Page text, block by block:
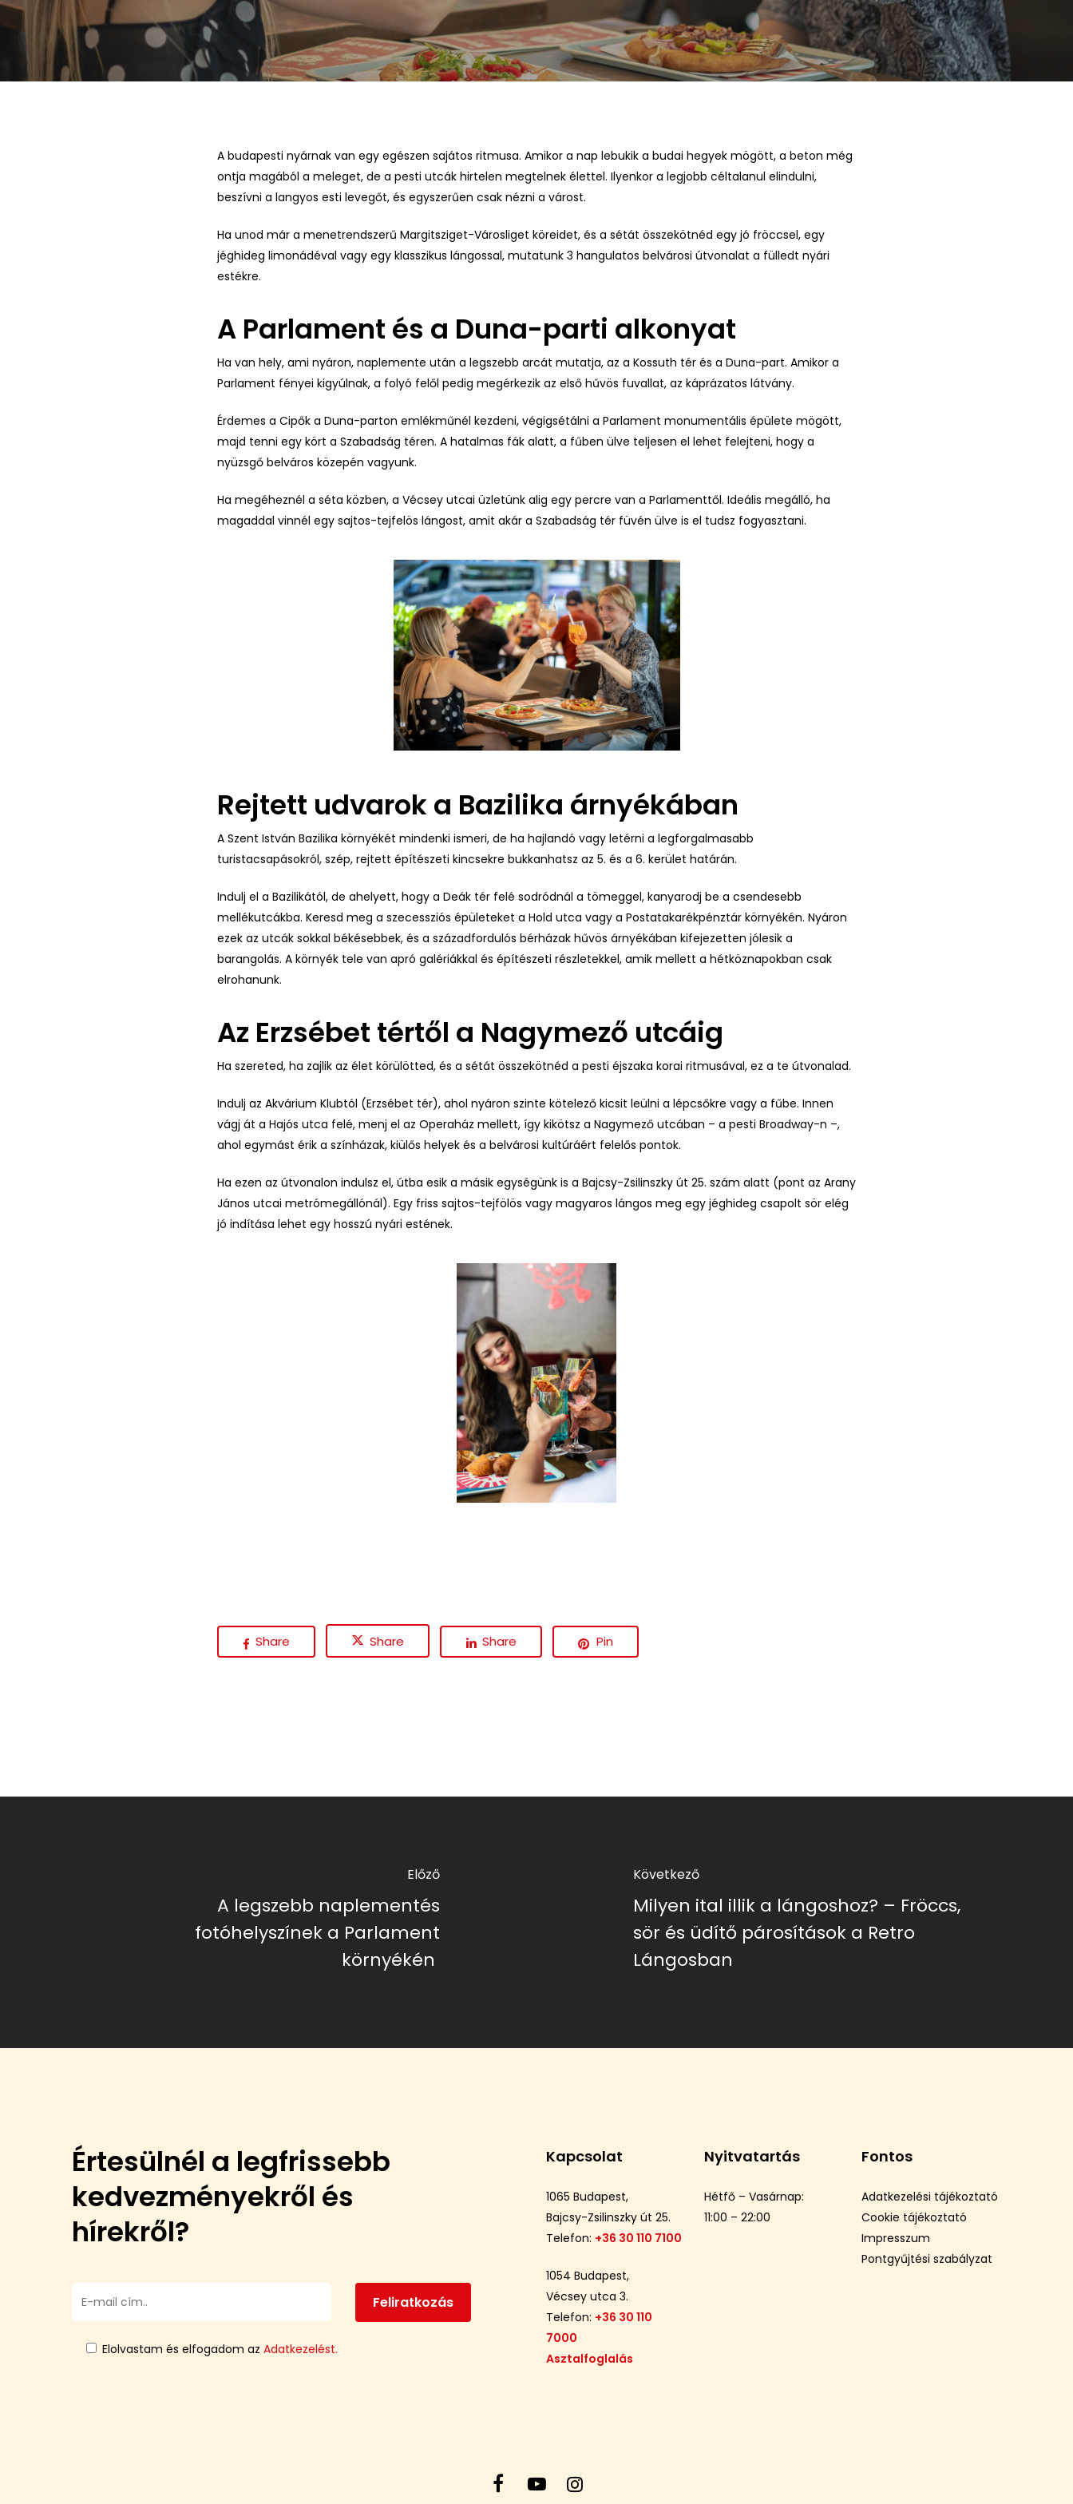
A budapesti nyárnak van egy egészen sajátos ritmusa. Amikor a nap lebukik a budai hegyek mögött, a beton még
ontja magából a meleget, de a pesti utcák hirtelen megtelnek élettel. Ilyenkor a legjobb céltalanul elindulni,
beszívni a langyos esti levegőt, és egyszerűen csak nézni a várost.
Ha unod már a menetrendszerű Margitsziget-Városliget köreidet, és a sétát összekötnéd egy jó fröccsel, egy
jéghideg limonádéval vagy egy klasszikus lángossal, mutatunk 3 hangulatos belvárosi útvonalat a fülledt nyári
estékre.
A Parlament és a Duna-parti alkonyat
Ha van hely, ami nyáron, naplemente után a legszebb arcát mutatja, az a Kossuth tér és a Duna-part. Amikor a
Parlament fényei kigyúlnak, a folyó felől pedig megérkezik az első hűvös fuvallat, az káprázatos látvány.
Érdemes a Cipők a Duna-parton emlékműnél kezdeni, végigsétálni a Parlament monumentális épülete mögött,
majd tenni egy kört a Szabadság téren. A hatalmas fák alatt, a fűben ülve teljesen el lehet felejteni, hogy a
nyüzsgő belváros közepén vagyunk.
Ha megéheznél a séta közben, a Vécsey utcai üzletünk alig egy percre van a Parlamenttől. Ideális megálló, ha
magaddal vinnél egy sajtos-tejfelös lángost, amit akár a Szabadság tér füvén ülve is el tudsz fogyasztani.
Rejtett udvarok a Bazilika árnyékában
A Szent István Bazilika környékét mindenki ismeri, de ha hajlandó vagy letérni a legforgalmasabb
turistacsapásokról, szép, rejtett építészeti kincsekre bukkanhatsz az 5. és a 6. kerület határán.
Indulj el a Bazilikától, de ahelyett, hogy a Deák tér felé sodródnál a tömeggel, kanyarodj be a csendesebb
mellékutcákba. Keresd meg a szecessziós épületeket a Hold utca vagy a Postatakarékpénztár környékén. Nyáron
ezek az utcák sokkal békésebbek, és a századfordulós bérházak hűvös árnyékában kifejezetten jólesik a
barangolás. A környék tele van apró galériákkal és építészeti részletekkel, amik mellett a hétköznapokban csak
elrohanunk.
Az Erzsébet tértől a Nagymező utcáig
Ha szereted, ha zajlik az élet körülötted, és a sétát összekötnéd a pesti éjszaka korai ritmusával, ez a te útvonalad.
Indulj az Akvárium Klubtól (Erzsébet tér), ahol nyáron szinte kötelező kicsit leülni a lépcsőkre vagy a fűbe. Innen
vágj át a Hajós utca felé, menj el az Operaház mellett, így kikötsz a Nagymező utcában – a pesti Broadway-n –,
ahol egymást érik a színházak, kiülős helyek és a belvárosi kultúráért felelős pontok.
Ha ezen az útvonalon indulsz el, útba esik a másik egységünk is a Bajcsy-Zsilinszky út 25. szám alatt (pont az Arany
János utcai metrómegállónál). Egy friss sajtos-tejfölös vagy magyaros lángos meg egy jéghideg csapolt sör elég
jó indítása lehet egy hosszú nyári estének.
Share Share Share Pin
Előző
A legszebb naplementés
fotóhelyszínek a Parlament
környékén
Következő
Milyen ital illik a lángoshoz? – Fröccs,
sör és üdítő párosítások a Retro
Lángosban
Értesülnél a legfrissebb
kedvezményekről és
hírekről?
Elolvastam és elfogadom azAdatkezelést.
Kapcsolat
1065 Budapest,
Bajcsy-Zsilinszky út 25.
Telefon: +36 30 110 7100
1054 Budapest,
Vécsey utca 3.
Telefon: +36 30 110
7000
Asztalfoglalás
Nyitvatartás
Hétfő – Vasárnap:
11:00 – 22:00
Fontos
Adatkezelési tájékoztató
Cookie tájékoztató
Impresszum
Pontgyűjtési szabályzat